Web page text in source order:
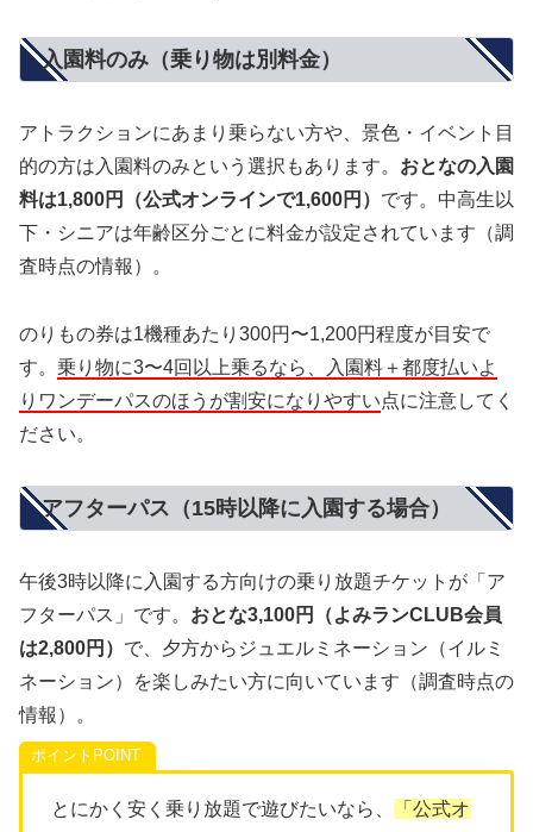
入園料のみ（乗り物は別料金）
アトラクションにあまり乗らない方や、景色・イベント目
的の方は入園料のみという選択もあります。 おとなの入園
料は1,800円（公式オンラインで1,600円） です。中高生以
下・シニアは年齢区分ごとに料金が設定されています（調
査時点の情報）。
のりもの券は1機種あたり300円〜1,200円程度が目安で
す。 乗り物に3〜4回以上乗るなら、入園料＋都度払いよ
りワンデーパスのほうが割安になりやすい点に注意してく
ださい。
アフターパス（15時以降に入園する場合）
午後3時以降に入園する方向けの乗り放題チケットが「ア
フターパス」です。 おとな3,100円（よみランCLUB会員
は2,800円） で、夕方からジュエルミネーション（イルミ
ネーション）を楽しみたい方に向いています（調査時点の
情報）。
ポイント
とにかく安く乗り放題で遊びたいなら、 「公式オ